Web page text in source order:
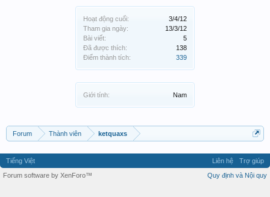
Hoạt động cuối:
3/4/12
Tham gia ngày:
13/3/12
Bài viết:
5
Đã được thích:
138
Điểm thành tích:
339
Giới tính: Nam
Forum Thành viên ketquaxs
Tiếng Việt Liên hệ
Trợ giúp
Quy định và Nội quy
Forum software by XenForo™